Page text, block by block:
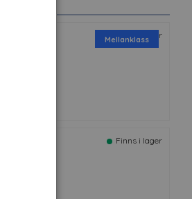
Mellanklass
Finns i lager
Finns i lager